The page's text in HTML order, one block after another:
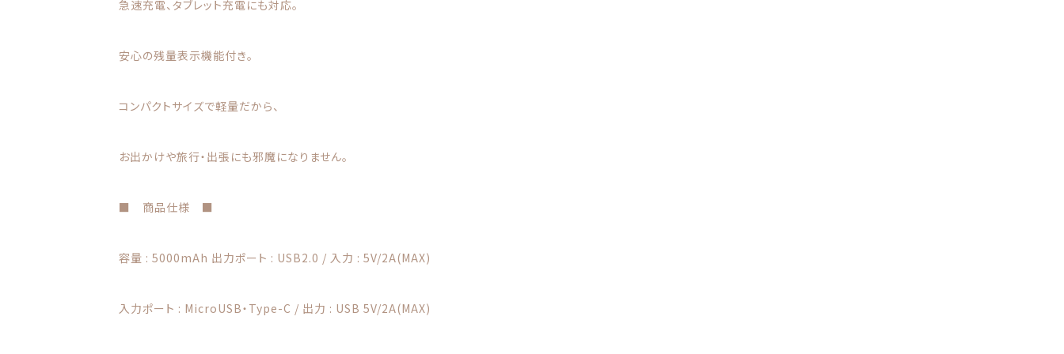
急速充電、タブレット充電にも対応。
安心の残量表示機能付き。
コンパクトサイズで軽量だから、
お出かけや旅行・出張にも邪魔になりません。
■ 商品仕様 ■
容量 : 5000mAh 出力ポート : USB2.0 / 入力 : 5V/2A(MAX)
入力ポート : MicroUSB・Type-C / 出力 : USB 5V/2A(MAX)